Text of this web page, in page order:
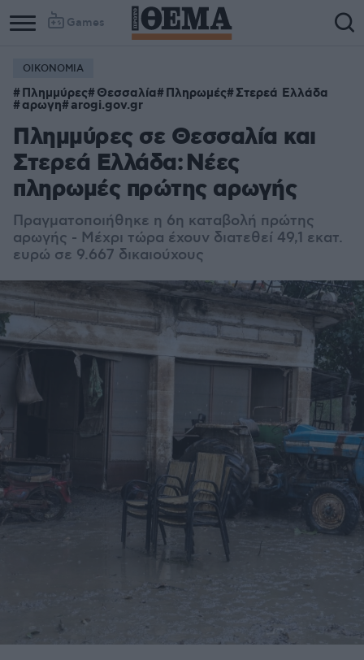
Games
ΟΙΚΟΝΟΜΙΑ
Πλημμύρες Θεσσαλία Πληρωμές Στερεά Ελλάδα
αρωγη arogi.gov.gr
Πλημμύρες σε Θεσσαλία και
Στερεά Ελλάδα: Νέες
πληρωμές πρώτης αρωγής
Πραγματοποιήθηκε η 6η καταβολή πρώτης
αρωγής - Μέχρι τώρα έχουν διατεθεί 49,1 εκατ.
ευρώ σε 9.667 δικαιούχους